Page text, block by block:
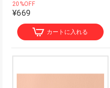
20%OFF
¥669
カートに入れる